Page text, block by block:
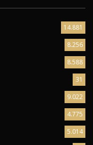
14.881
8.256
8.588
31
9.022
4.775
5.014